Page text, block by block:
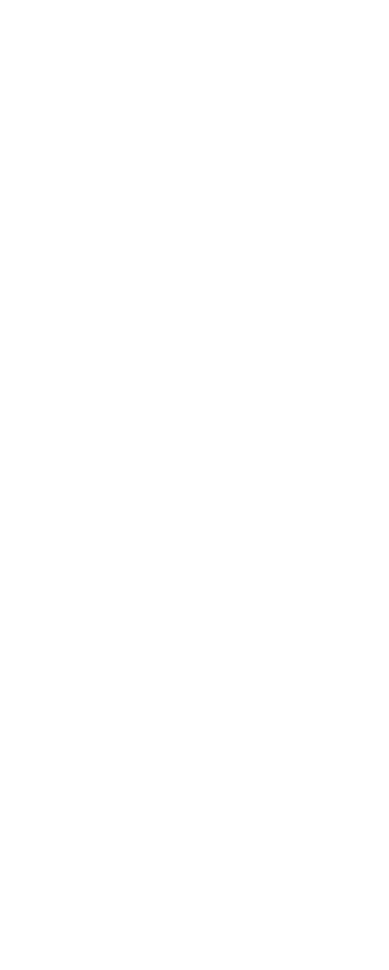
Če odstopi nadškof
Nadškofa Stanislava
Slovenske škofovske
zasluge za sedanje
poštenjak, tako v
škofom in duhovnikom
najboljši volji, znanju in
V Škofiji Murska
vseh anomalij, jih
smernicah papeža
ničelne tolerance mi
in konstruktivno delo
pomagajo z
civilnimi iniciativami kot
se iskreno trudijo za
Hudo mi je za vse
ovadeni in so postali
izkušenj vem, da ti
službe. Zato je